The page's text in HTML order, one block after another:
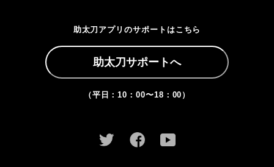
助太刀アプリのサポートはこちら
助太刀サポートへ
（平日：10：00〜18：00）